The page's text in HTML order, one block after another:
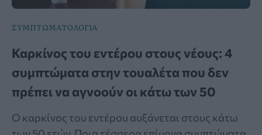
ΣΥΜΠΤΩΜΑΤΟΛΟΓΙΑ
Καρκίνος του εντέρου στους νέους: 4
συμπτώματα στην τουαλέτα που δεν
πρέπει να αγνοούν οι κάτω των 50
Ο καρκίνος του εντέρου αυξάνεται στους κάτω